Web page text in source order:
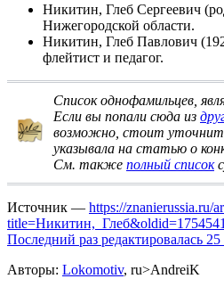
Никитин, Глеб Сергеевич
Нижегородской области.
Никитин, Глеб Павлович
флейтист и педагог.
Список однофамильцев,
Если вы попали сюда из
возможно, стоит
указывала на статью о
См. также полный список
Источник — https://znanierussia.ru/
title=Никитин,_Глеб&oldid=1754541
Последний раз редактировалась 25
Авторы: Lokomotiv, ru>AndreiK